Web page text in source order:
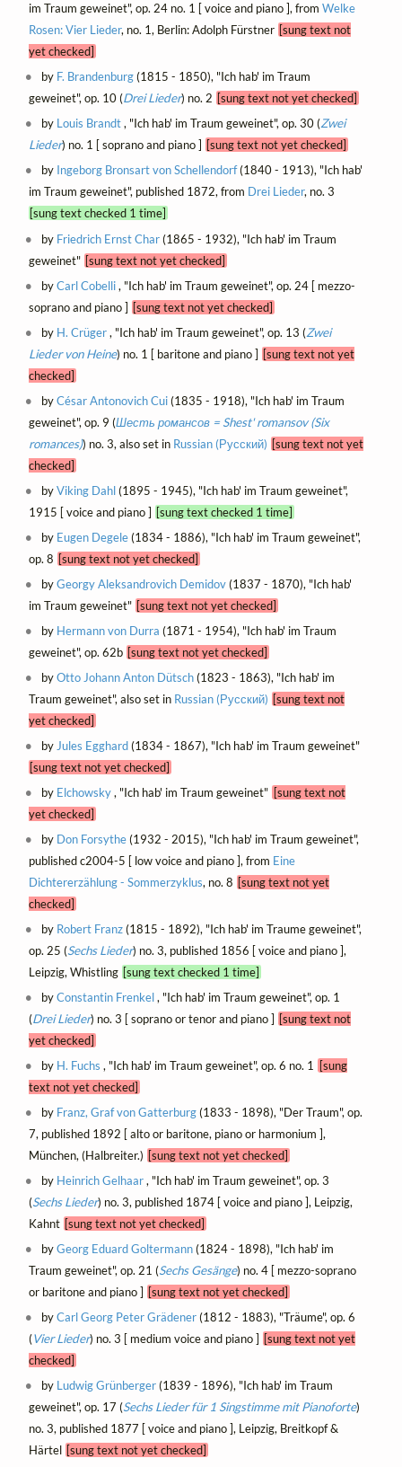
im Traum geweinet", op. 24 no. 1 [ voice and piano ], from Welke
Rosen: Vier Lieder, no. 1, Berlin: Adolph Fürstner [sung text not
yet checked]
by F. Brandenburg(1815 - 1850), "Ich hab' im Traum
geweinet", op. 10 (Drei Lieder) no. 2 [sung text not yet checked]
by Louis Brandt, "Ich hab' im Traum geweinet", op. 30 (Zwei
Lieder) no. 1 [ soprano and piano ] [sung text not yet checked]
by Ingeborg Bronsart von Schellendorf(1840 - 1913), "Ich hab'
im Traum geweinet", published 1872, from Drei Lieder, no. 3
[sung text checked 1 time]
by Friedrich Ernst Char(1865 - 1932), "Ich hab' im Traum
geweinet" [sung text not yet checked]
byCarl Cobelli, "Ich hab' im Traum geweinet", op. 24 [ mezzo-
soprano and piano ] [sung text not yet checked]
by H. Crüger, "Ich hab' im Traum geweinet", op. 13 (Zwei
Lieder von Heine) no. 1 [ baritone and piano ] [sung text not yet
checked]
byCésar Antonovich Cui(1835 - 1918), "Ich hab' im Traum
geweinet", op. 9 (Шесть романсов = Shest' romansov (Six
romances)) no. 3, also set in Russian (Русский) [sung text not yet
checked]
byViking Dahl(1895 - 1945), "Ich hab' im Traum geweinet",
1915 [ voice and piano ] [sung text checked 1 time]
by Eugen Degele(1834 - 1886), "Ich hab' im Traum geweinet",
op. 8 [sung text not yet checked]
byGeorgy Aleksandrovich Demidov(1837 - 1870), "Ich hab'
im Traum geweinet" [sung text not yet checked]
by Hermann von Durra (1871 - 1954), "Ich hab' im Traum
geweinet", op. 62b [sung text not yet checked]
byOtto Johann Anton Dütsch(1823 - 1863), "Ich hab' im
Traum geweinet", also set in Russian (Русский) [sung text not
yet checked]
by Jules Egghard(1834 - 1867), "Ich hab' im Traum geweinet"
[sung text not yet checked]
by Elchowsky, "Ich hab' im Traum geweinet" [sung text not
yet checked]
by Don Forsythe(1932 - 2015), "Ich hab' im Traum geweinet",
published c2004-5 [ low voice and piano ], from Eine
Dichtererzählung - Sommerzyklus, no. 8 [sung text not yet
checked]
by Robert Franz(1815 - 1892), "Ich hab' im Traume geweinet",
op. 25 (Sechs Lieder) no. 3, published 1856 [ voice and piano ],
Leipzig, Whistling [sung text checked 1 time]
byConstantin Frenkel, "Ich hab' im Traum geweinet", op. 1
(Drei Lieder) no. 3 [ soprano or tenor and piano ] [sung text not
yet checked]
by H. Fuchs , "Ich hab' im Traum geweinet", op. 6 no. 1
[sung
text not yet checked]
by Franz, Graf von Gatterburg(1833 - 1898), "Der Traum", op.
7, published 1892 [ alto or baritone, piano or harmonium ],
München, (Halbreiter.) [sung text not yet checked]
by Heinrich Gelhaar, "Ich hab' im Traum geweinet", op. 3
(Sechs Lieder) no. 3, published 1874 [ voice and piano ], Leipzig,
Kahnt [sung text not yet checked]
byGeorg Eduard Goltermann(1824 - 1898), "Ich hab' im
Traum geweinet", op. 21 (Sechs Gesänge) no. 4 [ mezzo-soprano
or baritone and piano ] [sung text not yet checked]
byCarl Georg Peter Grädener(1812 - 1883), "Träume", op. 6
(Vier Lieder) no. 3 [ medium voice and piano ] [sung text not yet
checked]
by Ludwig Grünberger(1839 - 1896), "Ich hab' im Traum
geweinet", op. 17 (Sechs Lieder für 1 Singstimme mit Pianoforte)
no. 3, published 1877 [ voice and piano ], Leipzig, Breitkopf &
Härtel [sung text not yet checked]